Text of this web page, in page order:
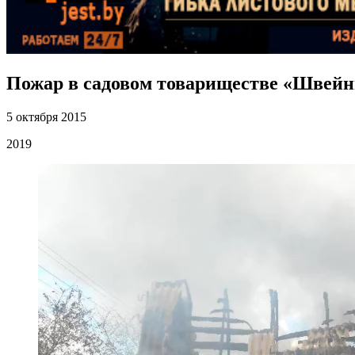
Пожар в садовом товариществе
5 октября 2015
2019